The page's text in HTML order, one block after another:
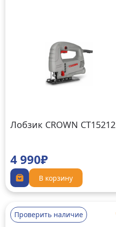
Лобзик CROWN CT15212
4 990₽
В корзину
Проверить наличие